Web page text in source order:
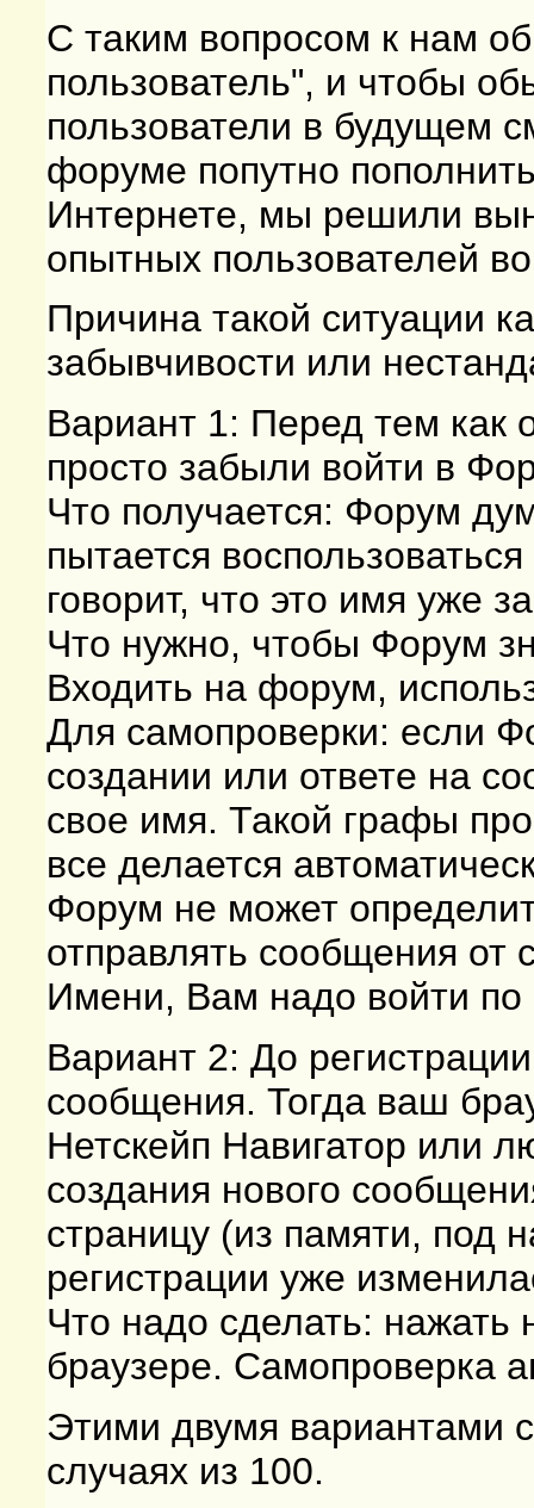
С таким вопросом к нам
пользователь", и чтобы
пользователи в будущем
форуме попутно
Интернете, мы решили
опытных пользователей
Причина такой ситуации
забывчивости или
Вариант 1: Перед тем как
просто забыли войти в
Что получается: Форум
пытается
говорит, что это имя уже
Что нужно, чтобы Форум
Входить на форум,
Для самопроверки: если
создании или ответе на
свое имя. Такой графы
все делается
Форум не может
отправлять сообщения от
Имени, Вам надо войти по
Вариант 2: До
сообщения. Тогда ваш
Нетскейп Навигатор или
создания нового
страницу (из памяти, под
регистрации уже
Что надо сделать: нажать
браузере. Самопроверка
Этими двумя вариантами
случаях из 100.